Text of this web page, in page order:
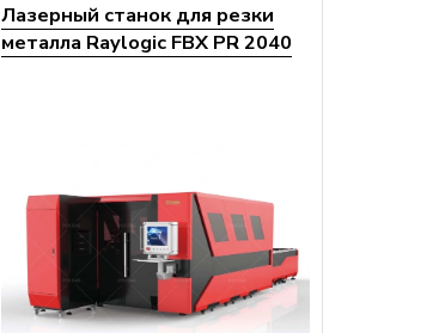
Лазерный станок для резки
металла Raylogic FBX PR 2040